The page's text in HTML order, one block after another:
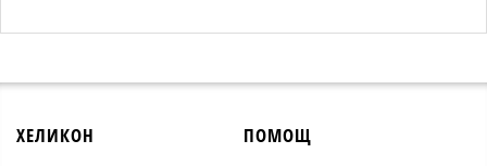
ХЕЛИКОН ПОМОЩ